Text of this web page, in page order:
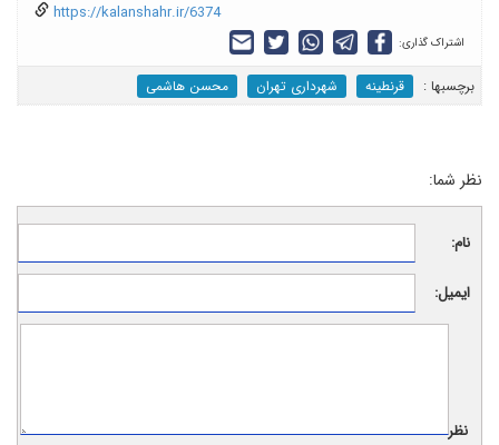
https://kalanshahr.ir/6374
اشتراک گذاری:
برچسب‎ها : قرنطینه شهرداری تهران محسن هاشمی
نظر شما:
نام:
ایمیل:
نظر: